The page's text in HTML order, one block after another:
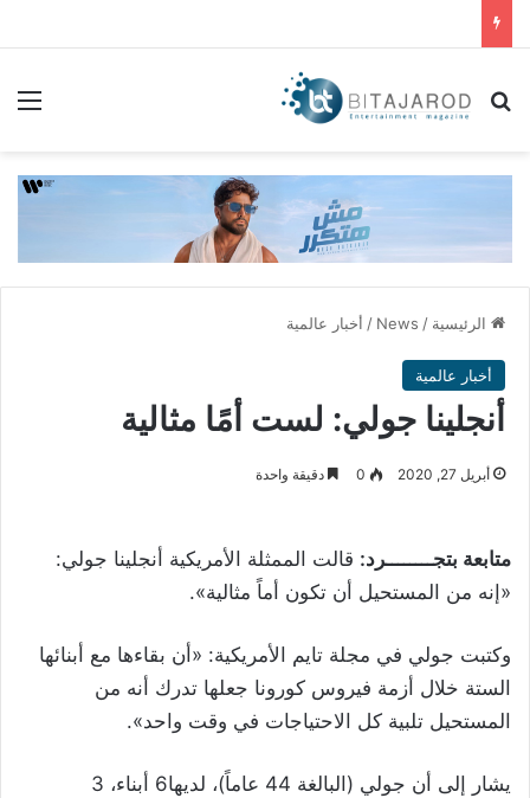
بحث عن
الرئيسية /
News
/ أخبار عالمية
أخبار عالمية
أنجلينا جولي: لست أمًا مثالية
أبريل 27, 2020 0 دقيقة واحدة
متابعة بتجــــــــرد: قالت الممثلة الأمريكية أنجلينا جولي:
«إنه من المستحيل أن تكون أماً مثالية».
وكتبت جولي في مجلة تايم الأمريكية: «أن بقاءها مع أبنائها
الستة خلال أزمة فيروس كورونا جعلها تدرك أنه من
المستحيل تلبية كل الاحتياجات في وقت واحد».
يشار إلى أن جولي (البالغة 44 عاماً)، لديها6 أبناء، 3